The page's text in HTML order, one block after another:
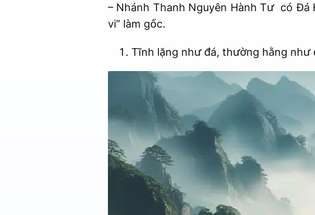
– Nhánh Thanh Nguyên Hành Tư có Đá
vi” làm gốc.
Tĩnh lặng như đá, thường hằng như